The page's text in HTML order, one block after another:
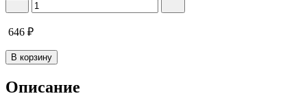
646 ₽
В корзину
Описание